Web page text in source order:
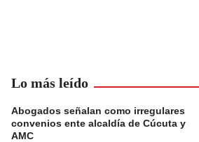
Lo más leído
Abogados señalan como irregulares
convenios ente alcaldía de Cúcuta y
AMC